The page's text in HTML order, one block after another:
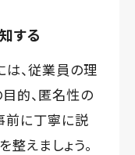
する
、従業員の理
的、匿名性の
前に丁寧に説
えましょう。